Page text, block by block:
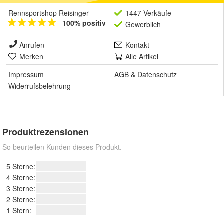
Rennsportshop Reisinger
100% positiv
1447 Verkäufe
Gewerblich
Anrufen
Kontakt
Merken
Alle Artikel
Impressum
AGB & Datenschutz
Widerrufsbelehrung
Produktrezensionen
So beurteilen Kunden dieses Produkt.
5 Sterne:
4 Sterne:
3 Sterne:
2 Sterne:
1 Stern: